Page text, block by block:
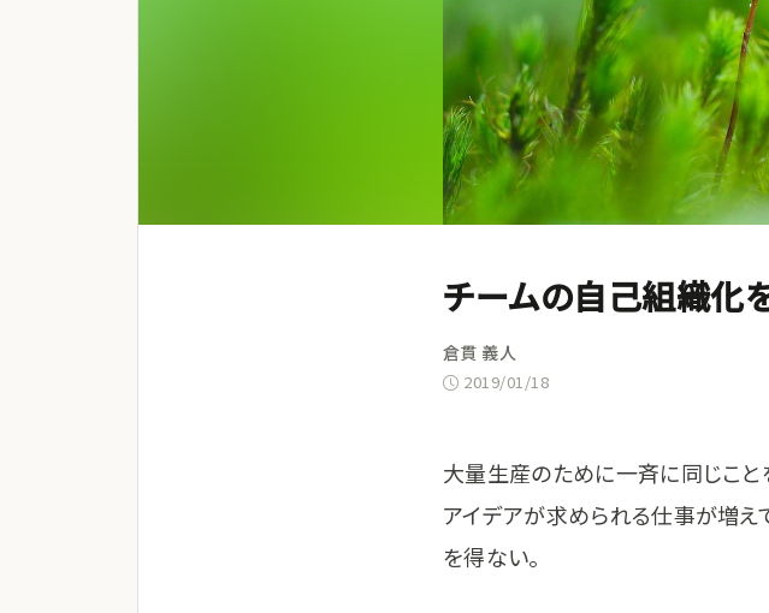
チームの自己組織化
倉貫 義人
2019/01/18
大量生産のために一斉に同じこと
アイデアが求められる仕事が増え
を得ない。